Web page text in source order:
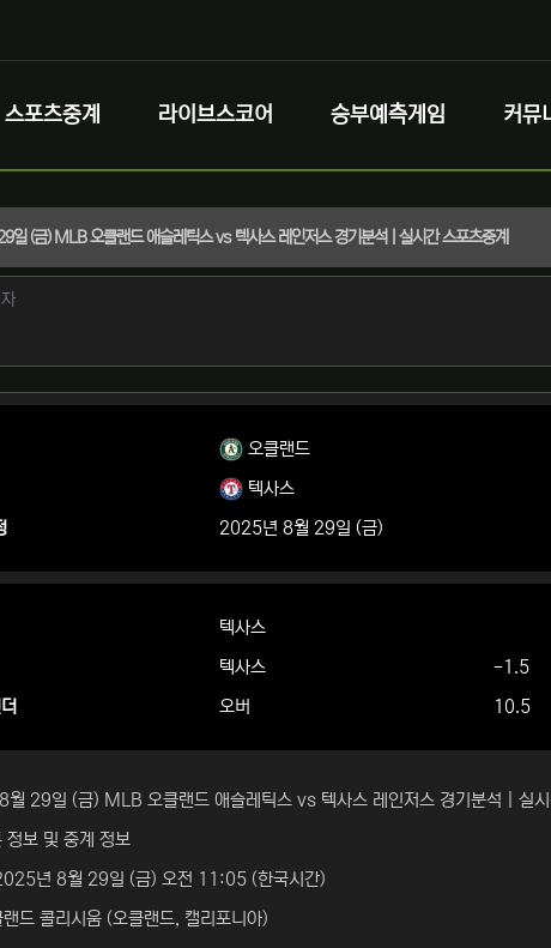
스포츠중계 라이브스코어 승부예측게임 커뮤
일 (금) MLB 오클랜드 애슬레틱스 vs 텍사스 레인저스 경기분석 | 실시간 스포츠중계
보
작성
보
오클랜드
텍사스
2025년 8월 29일 (금)
텍사스
텍사스 -1.5
오버 10.5
29일 (금) MLB 오클랜드 애슬레틱스 vs 텍사스 레인저스 경기분석 | 실시
보 및 중계 정보
년 8월 29일 (금) 오전 11:05 (한국시간)
드 콜리시움 (오클랜드, 캘리포니아)